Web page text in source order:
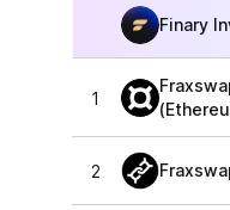
Finary
1
2